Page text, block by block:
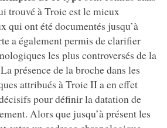
trouvé à Troie est le mieux
qui ont été documentés jusqu’à
a également permis de clarifier
les plus controversés de la
présence de la broche dans les
attribués à Troie II a en effet
pour définir la datation de
Alors que jusqu’à présent les